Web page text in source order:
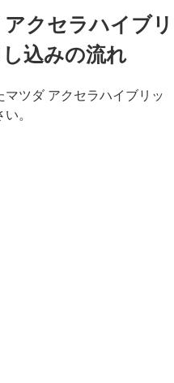
クセラハイブリ
込みの流れ
ツダ アクセラハイブリッ
。